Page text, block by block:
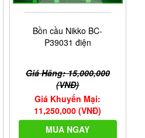
Bồn cầu Nikko BC-
P39031 điện
Giá Hãng: 15,000,000
(VNĐ)
Giá Khuyến Mại:
11,250,000 (VNĐ)
MUA NGAY